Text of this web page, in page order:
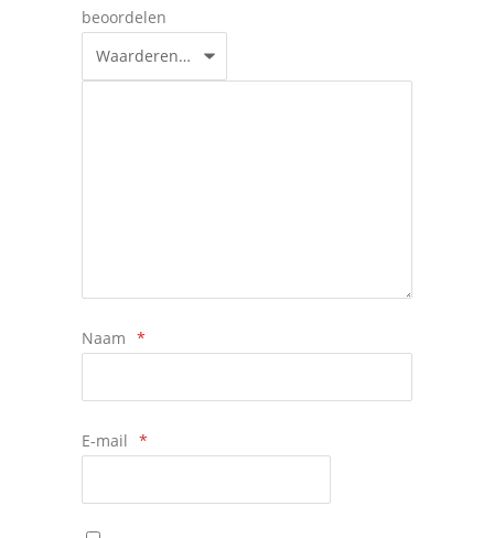
beoordelen
Naam *
E-mail *